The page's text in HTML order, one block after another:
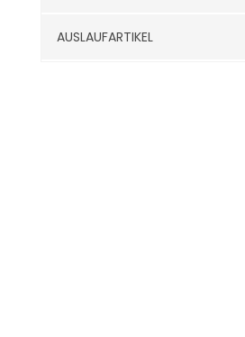
AUSLAUFARTIKEL